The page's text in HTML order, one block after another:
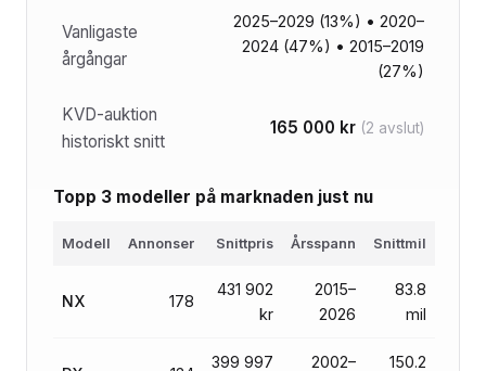
Vanligaste
årgångar
2025–2029 (13%) • 2020–
2024 (47%) • 2015–2019
(27%)
KVD-auktion
historiskt snitt
165 000 kr (2 avslut)
Topp 3 modeller på marknaden just nu
Modell Annonser Snittpris Årsspann Snittmil
NX 178
431 902
kr
2015–
2026
83.8
mil
399 997
2002–
150.2